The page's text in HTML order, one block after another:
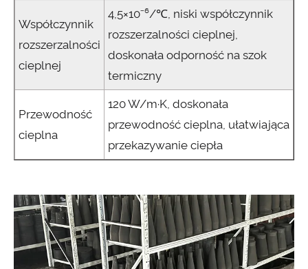
Współczynnik
rozszerzalności
cieplnej
4,5×10⁻⁶/℃, niski współczynnik
rozszerzalności cieplnej,
doskonała odporność na szok
termiczny
Przewodność
cieplna
120 W/m·K, doskonała
przewodność cieplna, ułatwiająca
przekazywanie ciepła